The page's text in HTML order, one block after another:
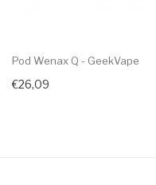
Pod Wenax Q - GeekVape
€26,09